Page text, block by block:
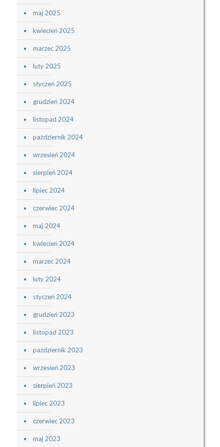
maj 2025
kwiecień 2025
marzec 2025
luty 2025
styczeń 2025
grudzień 2024
listopad 2024
październik 2024
wrzesień 2024
sierpień 2024
lipiec 2024
czerwiec 2024
maj 2024
kwiecień 2024
marzec 2024
luty 2024
styczeń 2024
grudzień 2023
listopad 2023
październik 2023
wrzesień 2023
sierpień 2023
lipiec 2023
czerwiec 2023
maj 2023